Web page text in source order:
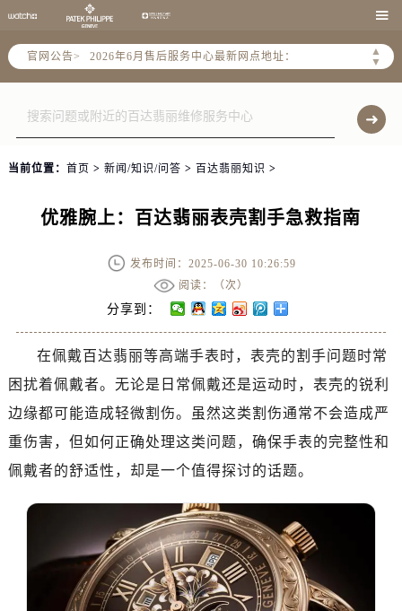

官网公告>
▲
▼
2026年6月北京市售后服务网络优化升级公告
2026年6月北京市官方售后客户服务热线：
2026年6月售后服务中心最新网点地址：
北京市东城区东长安街1号东方广场写字楼W3座6层602室（需提前预约）
北京市朝阳区建国门外大街甲6号华熙国际中心写字楼D座11层1102室（需提前预约）
北京市朝阳区建国门外大街甲6号华熙国际中心D座11层1102室售后服务中心（需提前预约）
当前位置： 首页 > 新闻/知识/问答 > 百达翡丽知识 >
优雅腕上：百达翡丽表壳割手急救指南
发布时间：2025-06-30 10:26:59
阅读：（次）
分享到：
在佩戴百达翡丽等高端手表时，表壳的割手问题时常
困扰着佩戴者。无论是日常佩戴还是运动时，表壳的锐利
边缘都可能造成轻微割伤。虽然这类割伤通常不会造成严
重伤害，但如何正确处理这类问题，确保手表的完整性和
佩戴者的舒适性，却是一个值得探讨的话题。